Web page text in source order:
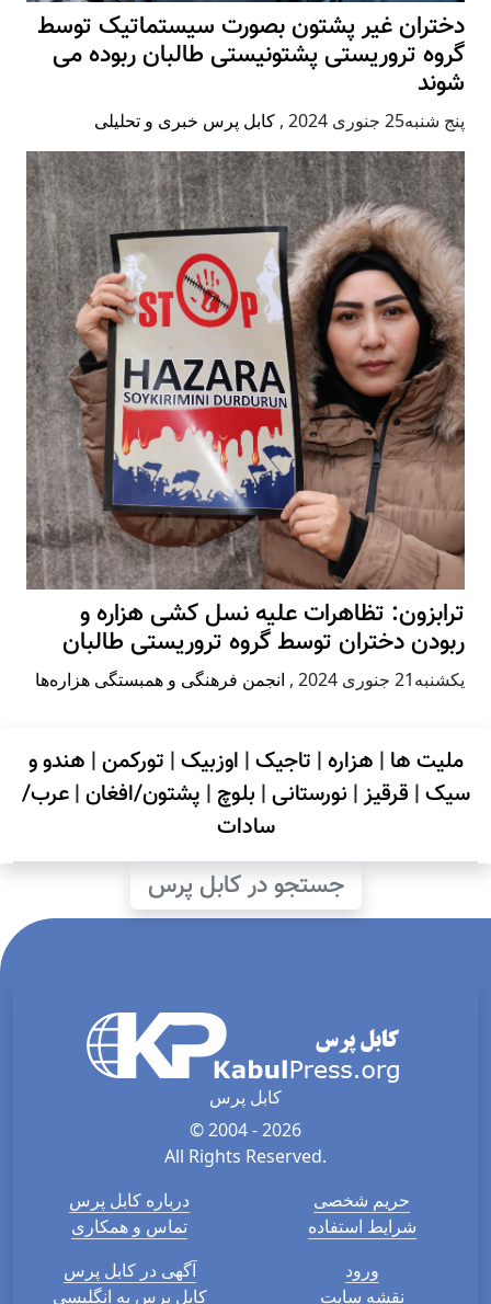
دختران غیر پشتون بصورت سیستماتیک توسط
گروه تروریستی پشتونیستی طالبان ربوده می
شوند
پنج شنبه25 جنوری 2024 , کابل پرس خبری و تحلیلی
ترابزون: تظاهرات علیه نسل کشی هزاره و
ربودن دختران توسط گروه تروریستی طالبان
يكشنبه21 جنوری 2024 , انجمن فرهنگی و همبستگی هزاره‌ها
ملیت ها | هزاره| تاجیک| اوزبیک| تورکمن| هندو و
سیک| قرقیز| نورستانی| بلوچ | پشتون/افغان|عرب/
سادات
جستجو در کابل پرس
کابل پرس
© 2004 - 2026
All Rights Reserved.
درباره کابل پرس
تماس و همکاری
حریم شخصی
شرایط استفاده
آگهی در کابل پرس
کابل پرس به انگلیسی
ورود
نقشه سایت